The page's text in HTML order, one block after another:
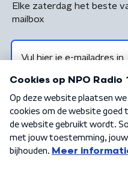
Elke zaterdag het beste
mailbox
Algemene voorwaarden